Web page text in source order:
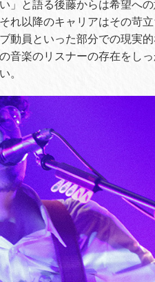
」と語る後藤からは希望へ
れ以降のキャリアはその苛
動員といった部分での現実
音楽のリスナーの存在をし
。